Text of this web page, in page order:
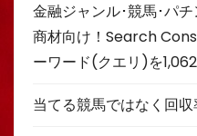
金融ジャンル･競馬･パ
商材向け！Search
ーワード(クエリ)を
当てる競馬ではなく回